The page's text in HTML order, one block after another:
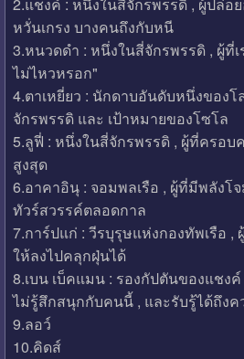
2.แชงค์ : หนึ่งในสี่จักรพรรดิ , ผู้ปล่อ
หวั่นเกรง บางคนถึงกับหนี
3.หนวดดำ : หนึ่งในสี่จักรพรรดิ , ผู้ที่
ไม่ไหวหรอก"
4.ตาเหยี่ยว : นักดาบอันดับหนึ่งของ
จักรพรรดิ และ เป้าหมายของโซโล
5.ลูฟี่ : หนึ่งในสี่จักรพรรดิ , ผู้ที่ครอ
สูงสุด
6.อาคาอินุ : จอมพลเรือ , ผู้ที่มีพลังโ
ทัวร์สวรรค์ตลอดกาล
7.การ์ปแก่ : วีรบุรุษแห่งกองทัพเรือ ,
ให้ลงไปคลุกฝุ่นได้
8.เบน เบ็คแมน : รองกัปตันของแชง
ไม่รู้สึกสนุกกับคนนี้ , และรับรู้ได้ถึงค
9.ลอว์
10.คิดส์